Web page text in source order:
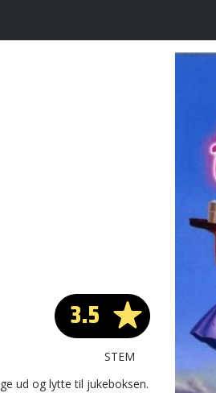
3.5
STEM
ud og lytte til jukeboksen.